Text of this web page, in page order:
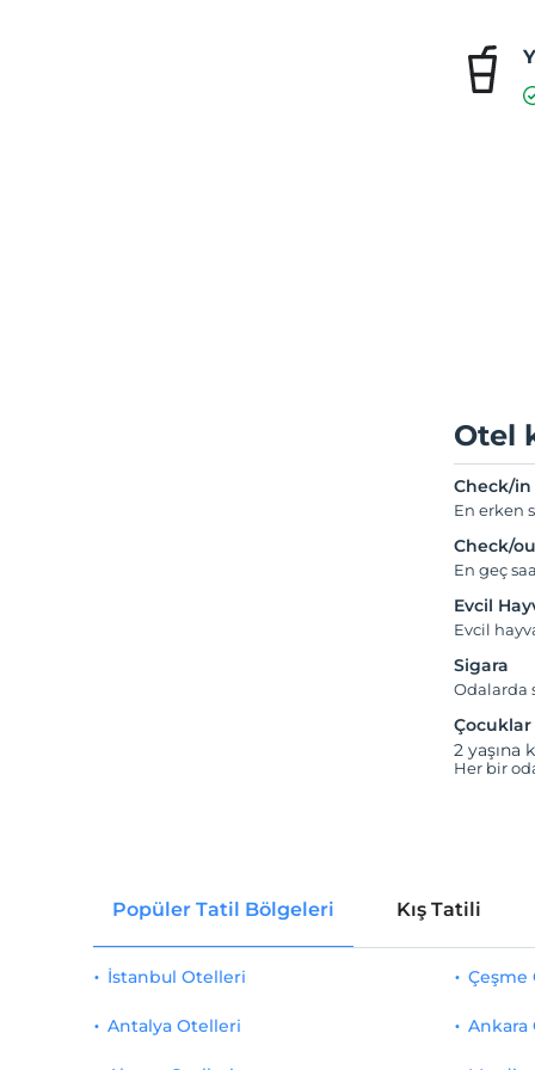
Otel
Check/in
En erken
Check/
En geç
Evcil
Evcil
Sigara
Odalarda
Çocuklar
2 yaşına
Her bir
Popüler Tatil Bölgeleri Kış Tatili
İstanbul Otelleri
Antalya Otelleri
Çeşme
Ankara